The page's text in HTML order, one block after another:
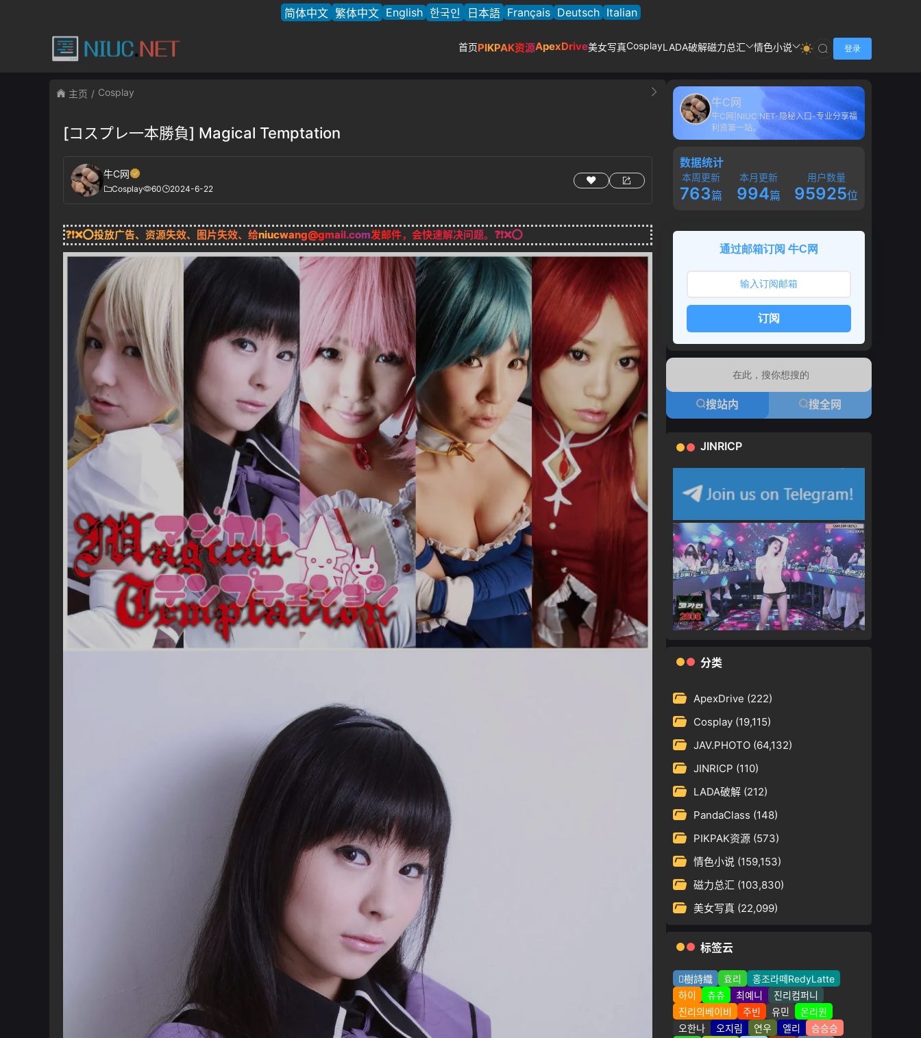
简体中文 繁体中文 English 한국인 日本語 Français Deutsch Italian
首页PIKPAK资源ApexDrive美女写真CosplayLADA破解磁力总汇 情色小说 登录
主页 Cosplay
[コスプレ一本勝負] Magical Temptation
牛C网
Cosplay 60 2024-6-22
❓❗❌⭕投放广告、资源失效、图片失效、给niucwang@gmail.com发邮件，会快速解决问题。❓❗❌⭕
牛C网
牛C网|NIUC.NET-隐秘入口-专业分享福
利资第一站。
数据统计
本周更新
763篇
本月更新
994篇
用户数量
95925位
通过邮箱订阅 牛C网
订阅
搜站内 搜全网
JINRICP
分类
ApexDrive (222)
Cosplay (19,115)
JAV.PHOTO (64,132)
JINRICP (110)
LADA破解 (212)
PandaClass (148)
PIKPAK资源 (573)
情色小说 (159,153)
磁力总汇 (103,830)
美女写真 (22,099)
标签云
樹詩織 효리
홍조라떼RedyLatte
하이
츄츄 최예니
진리컴퍼니
진리의베이비
주빈 유민
온리원
오한나
오지림 연우 엘리
승승승